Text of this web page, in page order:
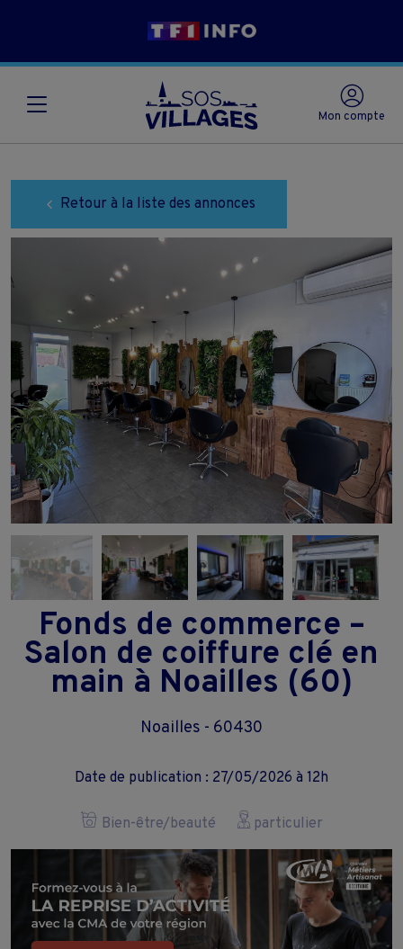
Mon compte
Retour à la liste des annonces
Fonds de commerce –
Salon de coiffure clé en
main à Noailles (60)
Noailles - 60430
Date de publication : 27/05/2026 à 12h
Bien-être/beauté particulier